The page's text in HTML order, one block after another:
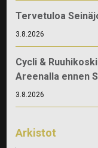
Tervetuloa
3.8.2026
Cycli &
Areenalla ennen
3.8.2026
Arkistot